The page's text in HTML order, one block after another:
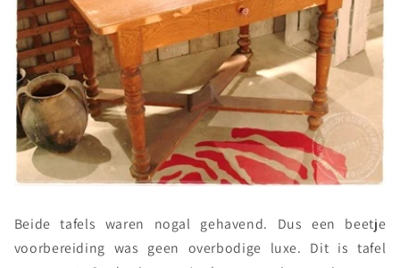
Beide tafels waren nogal gehavend. Dus een beetje
voorbereiding was geen overbodige luxe. Dit is tafel